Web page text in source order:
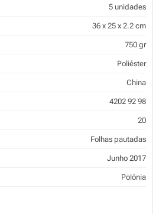
5 unidades
36 x 25 x 2.2 cm
750 gr
Poliéster
China
4202 92 98
20
Folhas pautadas
Junho 2017
Polónia